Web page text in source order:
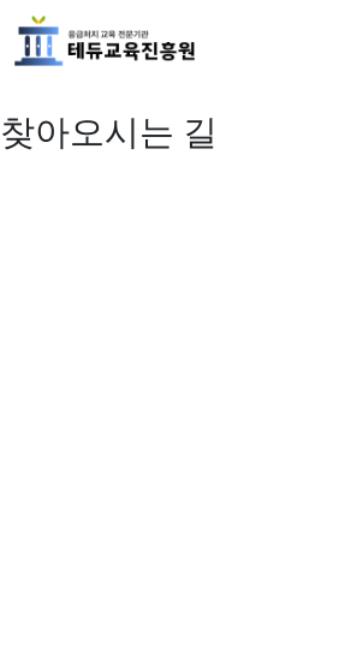
찾아오시는 길